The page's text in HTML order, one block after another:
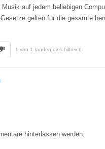
auf jedem beliebigen
gelten für die gesamte
1 von 1 fanden dies hilfreich
hinterlassen werden.